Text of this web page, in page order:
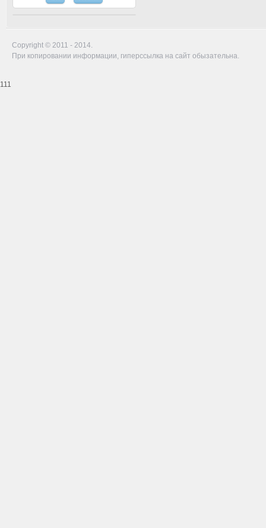
Copyright © 2011 - 2014.
При копировании информации, гиперссылка на сайт обызательна.
111